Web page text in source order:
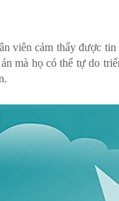
cảm thấy được
mà họ có thể tự do